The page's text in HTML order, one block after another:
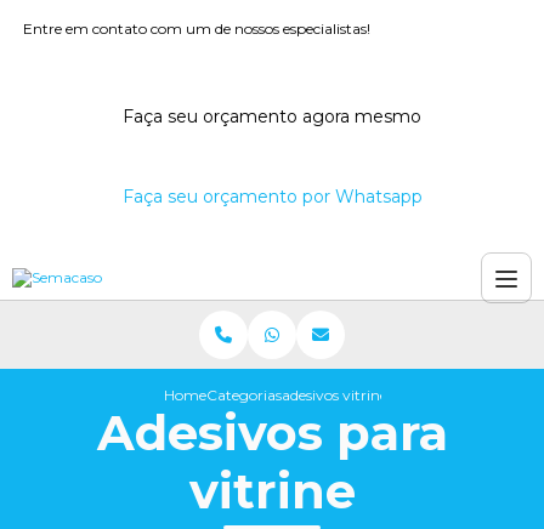
Entre em contato com um de nossos especialistas!
Faça seu orçamento agora mesmo
Faça seu orçamento por Whatsapp
HomeCategoriasadesivos vitrine
Adesivos para
vitrine